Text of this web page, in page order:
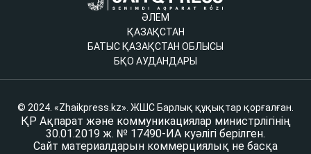
ӘЛЕМ
ҚАЗАҚСТАН
БАТЫС ҚАЗАҚСТАН ОБЛЫСЫ
БҚО АУДАНДАРЫ
© 2024. «Zhaikpress.kz». ЖШС Барлық құқықтар қорғалған.
ҚР Ақпарат және коммуникациялар министрлігінің
30.01.2019 ж. № 17490-ИА куәлігі берілген.
Сайт материалдарын коммерциялық не басқа